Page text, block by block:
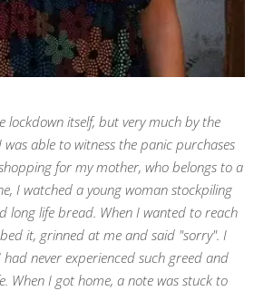
lockdown itself, but very much by the
able to witness the panic purchases
for my mother, who belongs to a
I watched a young woman stockpiling
long life bread. When I wanted to reach
it, grinned at me and said "sorry". I
never experienced such greed and
When I got home, a note was stuck to